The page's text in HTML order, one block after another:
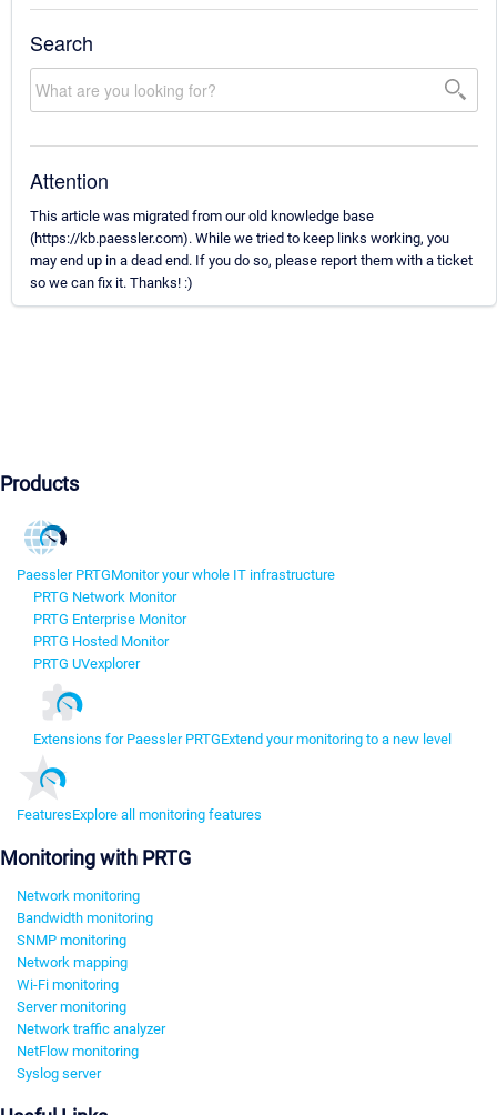
Search
Attention
This article was migrated from our old knowledge base
(https://kb.paessler.com). While we tried to keep links working, you
may end up in a dead end. If you do so, please report them with a ticket
so we can fix it. Thanks! :)
Products
Paessler PRTGMonitor your whole IT infrastructure
PRTG Network Monitor
PRTG Enterprise Monitor
PRTG Hosted Monitor
PRTG UVexplorer
Extensions for Paessler PRTGExtend your monitoring to a new level
FeaturesExplore all monitoring features
Monitoring with PRTG
Network monitoring
Bandwidth monitoring
SNMP monitoring
Network mapping
Wi-Fi monitoring
Server monitoring
Network traffic analyzer
NetFlow monitoring
Syslog server